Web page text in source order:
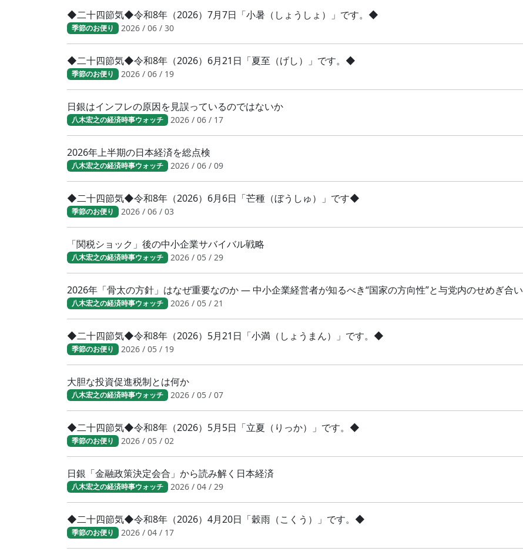
◆二十四節気◆令和8年（2026）7月7日「小暑（しょうしょ）」です。◆
季節のお便り 2026 / 06 / 30
◆二十四節気◆令和8年（2026）6月21日「夏至（げし）」です。◆
季節のお便り 2026 / 06 / 19
日銀はインフレの原因を見誤っているのではないか
八木宏之の経済時事ウォッチ 2026 / 06 / 17
2026年上半期の日本経済を総点検
八木宏之の経済時事ウォッチ 2026 / 06 / 09
◆二十四節気◆令和8年（2026）6月6日「芒種（ぼうしゅ）」です◆
季節のお便り 2026 / 06 / 03
「関税ショック」後の中小企業サバイバル戦略
八木宏之の経済時事ウォッチ 2026 / 05 / 29
2026年「骨太の方針」はなぜ重要なのか ― 中小企業経営者が知るべき“国家の方向性”と与党内のせめぎ合い
八木宏之の経済時事ウォッチ 2026 / 05 / 21
◆二十四節気◆令和8年（2026）5月21日「小満（しょうまん）」です。◆
季節のお便り 2026 / 05 / 19
大胆な投資促進税制とは何か
八木宏之の経済時事ウォッチ 2026 / 05 / 07
◆二十四節気◆令和8年（2026）5月5日「立夏（りっか）」です。◆
季節のお便り 2026 / 05 / 02
日銀「金融政策決定会合」から読み解く日本経済
八木宏之の経済時事ウォッチ 2026 / 04 / 29
◆二十四節気◆令和8年（2026）4月20日「穀雨（こくう）」です。◆
季節のお便り 2026 / 04 / 17